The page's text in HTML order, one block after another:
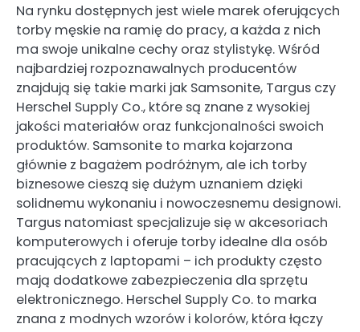
Na rynku dostępnych jest wiele marek oferujących
torby męskie na ramię do pracy, a każda z nich
ma swoje unikalne cechy oraz stylistykę. Wśród
najbardziej rozpoznawalnych producentów
znajdują się takie marki jak Samsonite, Targus czy
Herschel Supply Co., które są znane z wysokiej
jakości materiałów oraz funkcjonalności swoich
produktów. Samsonite to marka kojarzona
głównie z bagażem podróżnym, ale ich torby
biznesowe cieszą się dużym uznaniem dzięki
solidnemu wykonaniu i nowoczesnemu designowi.
Targus natomiast specjalizuje się w akcesoriach
komputerowych i oferuje torby idealne dla osób
pracujących z laptopami – ich produkty często
mają dodatkowe zabezpieczenia dla sprzętu
elektronicznego. Herschel Supply Co. to marka
znana z modnych wzorów i kolorów, która łączy